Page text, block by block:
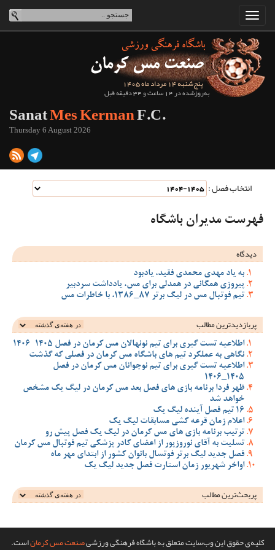
پنج‌شنبه 14 مرداد ماه 1405
به‌روزشده در 14 ساعت و 34 دقیقه قبل
SanatMes KermanF.C.
Thursday 6 August 2026
انتخاب فصل :
فهرست مدیران باشگاه
دیدگاه
به یاد مهدی محمدی فقید، یادبود
پیروزی همگانی در همدلی برای مس، یادداشت سردبیر
تیم فوتبال مس در لیگ برتر 87_1386، با خاطرات مس
پربازدیدترین‌ مطالب
اطلاعیه تست گیری برای تیم نونهالان مس کرمان در فصل 1405-1406
نگاهی به عملکرد تیم های باشگاه مس کرمان در فصلی که گذشت
اطلاعیه تست گیری برای تیم نوجوانان مس کرمان در فصل
1405_1406
ظهر فردا برنامه بازی های فصل بعد مس کرمان در لیگ یک مشخص
خواهد شد
16 تیم فصل آینده لیگ یک
اعلام زمان قرعه کشی مسابقات لیگ یک
ترتیب برنامه بازی های مس کرمان در لیگ یک فصل پیش رو
تسلیت به آقای نوروزپور از اعضای کادر پزشکی تیم فوتبال مس کرمان
فصل جدید لیگ برتر فوتسال بانوان کشور از ابتدای مهر ماه
اواخر شهریور زمان استارت فصل جدید لیگ یک
پربحث‌ترین‌ مطالب
کلیه‌ی حقوق این وب‌سایت متعلق به باشگاه فرهنگی ورزشیصنعت مس کرماناست.